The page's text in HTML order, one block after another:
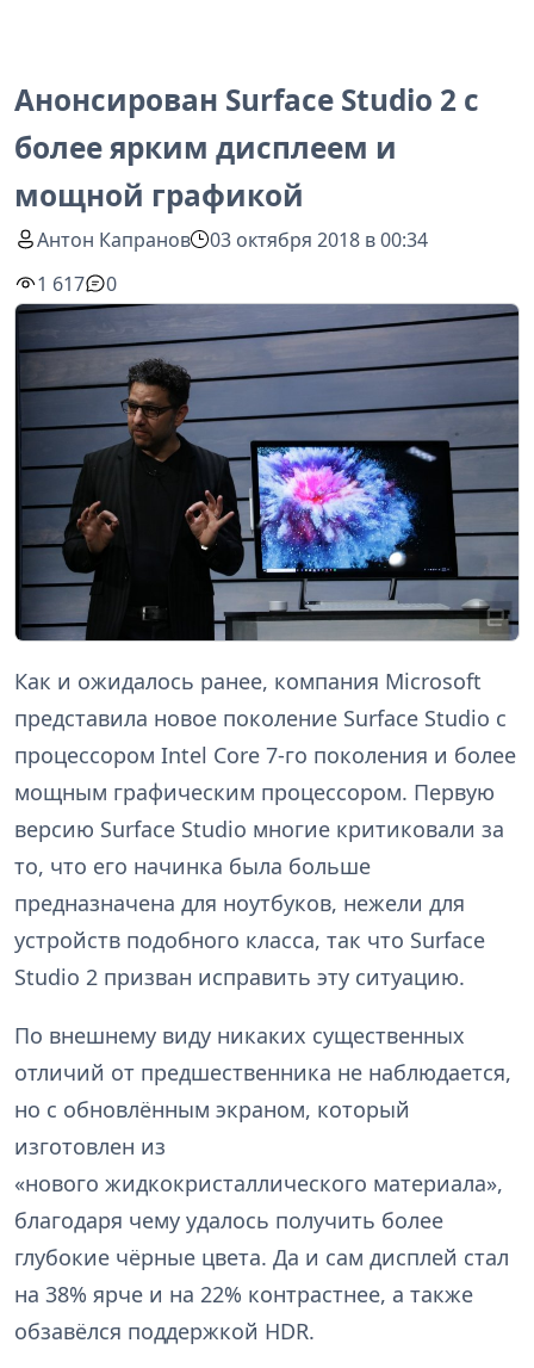
Анонсирован Surface Studio 2 с
более ярким дисплеем и
мощной графикой
Антон Капранов
03 октября 2018 в 00:34
1 617
0
Как и ожидалось ранее, компания Microsoft
представила новое поколение Surface Studio с
процессором Intel Core 7-го поколения и более
мощным графическим процессором. Первую
версию Surface Studio многие критиковали за
то, что его начинка была больше
предназначена для ноутбуков, нежели для
устройств подобного класса, так что Surface
Studio 2 призван исправить эту ситуацию.
По внешнему виду никаких существенных
отличий от предшественника не наблюдается,
но с обновлённым экраном, который
изготовлен из
«нового жидкокристаллического материала»,
благодаря чему удалось получить более
глубокие чёрные цвета. Да и сам дисплей стал
на 38% ярче и на 22% контрастнее, а также
обзавёлся поддержкой HDR.